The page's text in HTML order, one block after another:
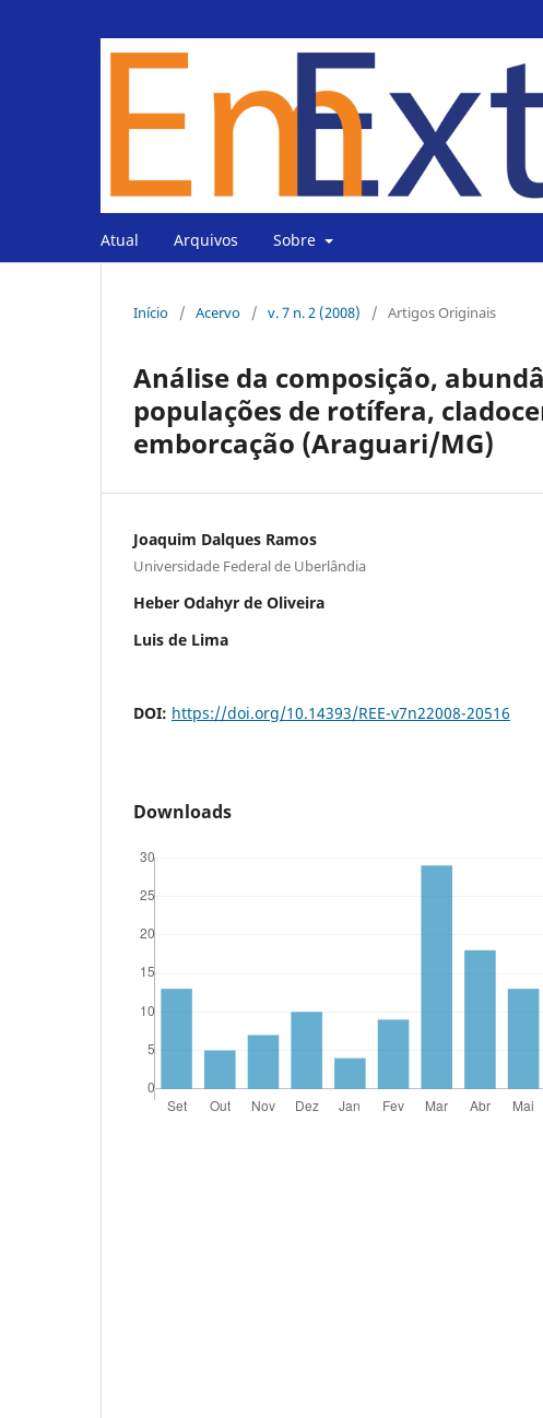
Atual Arquivos Sobre
Início / Acervo / v. 7 n. 2 (2008) / Artigos Originais
Análise da composição,
populações de rotífera,
emborcação (Araguari/MG)
Joaquim Dalques Ramos
Universidade Federal de Uberlândia
Heber Odahyr de Oliveira
Luis de Lima
DOI: https://doi.org/10.14393/REE-v7n22008-20516
Downloads